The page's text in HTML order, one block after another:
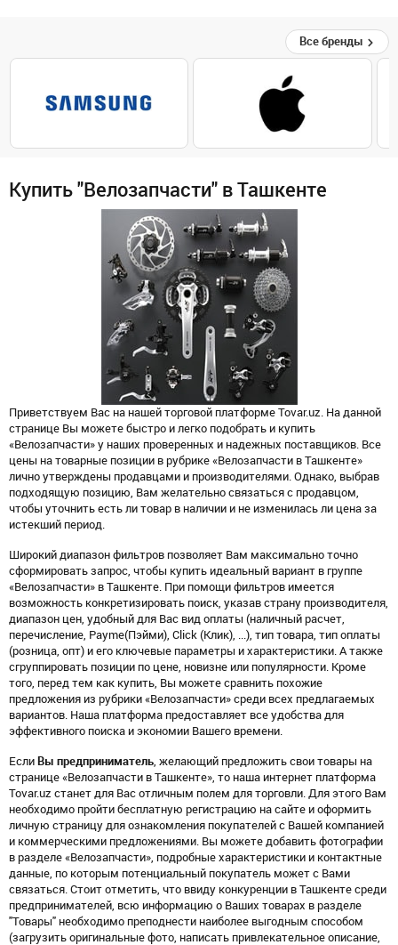
Все бренды
Купить "Велозапчасти" в Ташкенте
Приветствуем Вас на нашей торговой платформе Tovar.uz. На данной
странице Вы можете быстро и легко подобрать и купить
«Велозапчасти» у наших проверенных и надежных поставщиков. Все
цены на товарные позиции в рубрике «Велозапчасти в Ташкенте»
лично утверждены продавцами и производителями. Однако, выбрав
подходящую позицию, Вам желательно связаться с продавцом,
чтобы уточнить есть ли товар в наличии и не изменилась ли цена за
истекший период.
Широкий диапазон фильтров позволяет Вам максимально точно
сформировать запрос, чтобы купить идеальный вариант в группе
«Велозапчасти» в Ташкенте. При помощи фильтров имеется
возможность конкретизировать поиск, указав страну производителя,
диапазон цен, удобный для Вас вид оплаты (наличный расчет,
перечисление, Payme(Пэйми), Click (Клик), ...), тип товара, тип оплаты
(розница, опт) и его ключевые параметры и характеристики. А также
сгруппировать позиции по цене, новизне или популярности. Кроме
того, перед тем как купить, Вы можете сравнить похожие
предложения из рубрики «Велозапчасти» среди всех предлагаемых
вариантов. Наша платформа предоставляет все удобства для
эффективного поиска и экономии Вашего времени.
Если Вы предприниматель, желающий предложить свои товары на
странице «Велозапчасти в Ташкенте», то наша интернет платформа
Tovar.uz станет для Вас отличным полем для торговли. Для этого Вам
необходимо пройти бесплатную регистрацию на сайте и оформить
личную страницу для ознакомления покупателей с Вашей компанией
и коммерческими предложениями. Вы можете добавить фотографии
в разделе «Велозапчасти», подробные характеристики и контактные
данные, по которым потенциальный покупатель может с Вами
связаться. Стоит отметить, что ввиду конкуренции в Ташкенте среди
предпринимателей, всю информацию о Ваших товарах в разделе
"Товары" необходимо преподнести наиболее выгодным способом
(загрузить оригинальные фото, написать привлекательное описание,